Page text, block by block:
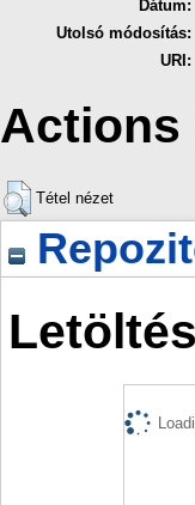
Dátum:
Utolsó módosítás:
URI:
Actions
Tétel nézet